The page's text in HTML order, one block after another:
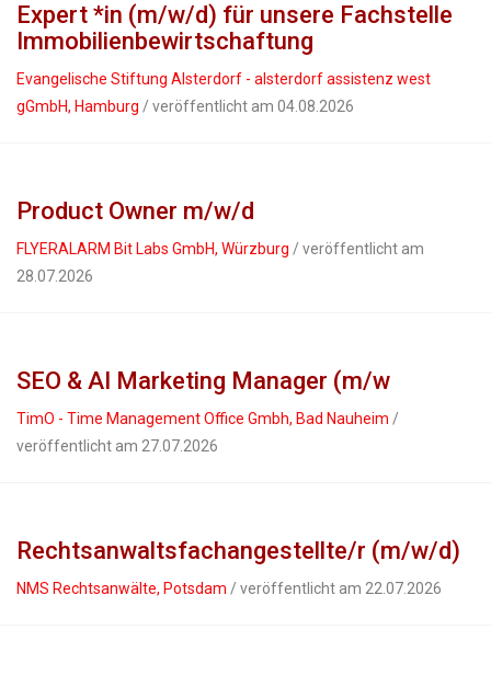
Expert *in (m/w/d) für unsere Fachstelle
Immobilienbewirtschaftung
Evangelische Stiftung Alsterdorf - alsterdorf assistenz west
gGmbH, Hamburg / veröffentlicht am 04.08.2026
Product Owner m/w/d
FLYERALARM Bit Labs GmbH, Würzburg / veröffentlicht am
28.07.2026
SEO & AI Marketing Manager (m/w
TimO - Time Management Office Gmbh, Bad Nauheim /
veröffentlicht am 27.07.2026
Rechtsanwaltsfachangestellte/r (m/w/d)
NMS Rechtsanwälte, Potsdam / veröffentlicht am 22.07.2026